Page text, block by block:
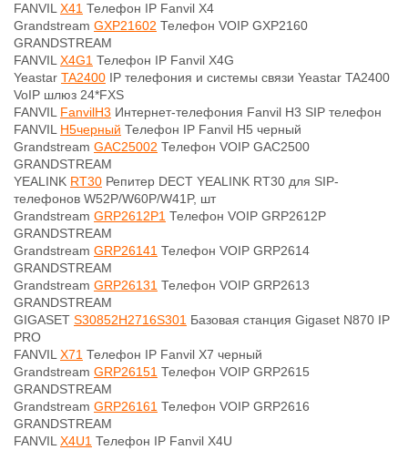
FANVILX41 Телефон IP Fanvil X4
Grandstream GXP21602 Телефон VOIP GXP2160
GRANDSTREAM
FANVILX4G1 Телефон IP Fanvil X4G
Yeastar TA2400 IP телефония и системы связи Yeastar TA2400
VoIP шлюз 24*FXS
FANVIL FanvilH3 Интернет-телефония Fanvil H3 SIP телефон
FANVIL H5черный Телефон IP Fanvil H5 черный
Grandstream GAC25002 Телефон VOIP GAC2500
GRANDSTREAM
YEALINK RT30 Репитер DECT YEALINK RT30 для SIP-
телефонов W52P/W60P/W41P, шт
Grandstream GRP2612P1 Телефон VOIP GRP2612P
GRANDSTREAM
Grandstream GRP26141 Телефон VOIP GRP2614
GRANDSTREAM
Grandstream GRP26131 Телефон VOIP GRP2613
GRANDSTREAM
GIGASET S30852H2716S301 Базовая станция Gigaset N870 IP
PRO
FANVILX71 Телефон IP Fanvil X7 черный
Grandstream GRP26151 Телефон VOIP GRP2615
GRANDSTREAM
Grandstream GRP26161 Телефон VOIP GRP2616
GRANDSTREAM
FANVILX4U1 Телефон IP Fanvil X4U